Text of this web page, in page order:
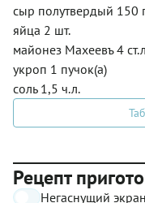
сыр полутвердый 150
яйца 2 шт.
майонез Махеевъ 4
укроп 1 пучок(а)
соль 1,5 ч.л.
Рецепт
Негаснущий экран